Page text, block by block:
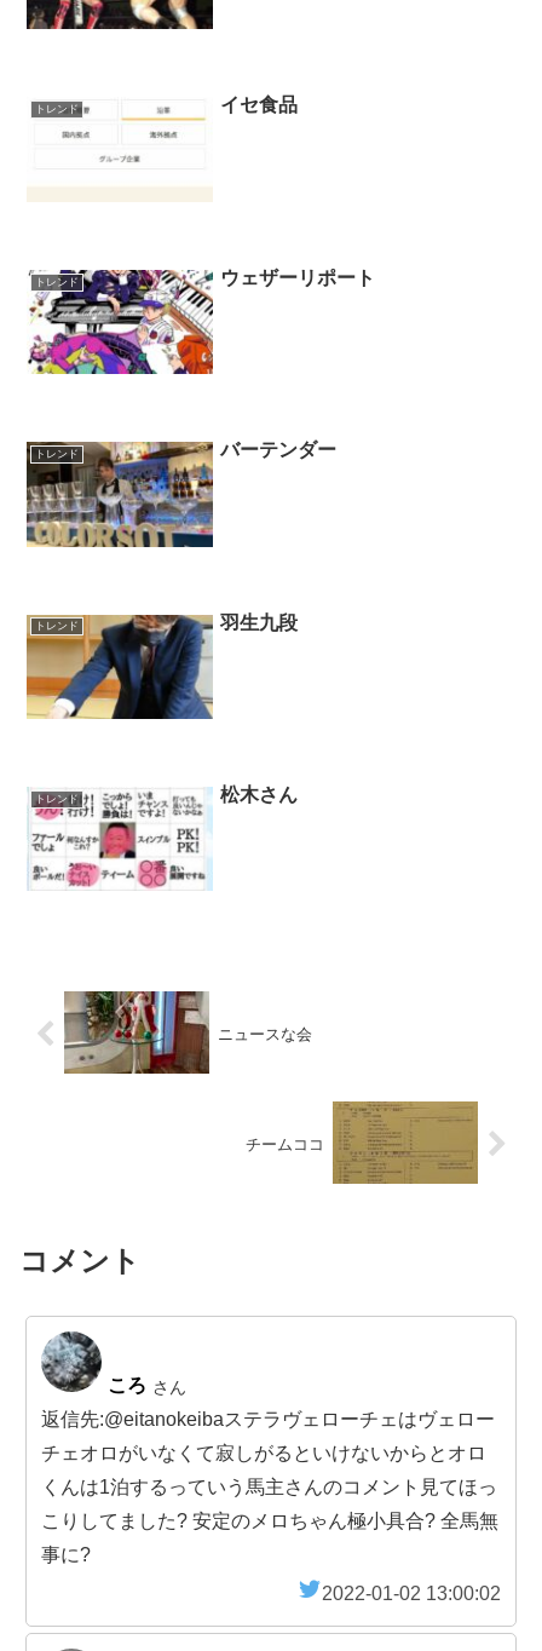
トレンド イセ食品
トレンド ウェザーリポート
トレンド バーテンダー
トレンド 羽生九段
トレンド 松木さん
ニュースな会
チームココ
コメント
ころ さん
返信先:@eitanokeibaステラヴェローチェはヴェロー
チェオロがいなくて寂しがるといけないからとオロ
くんは1泊するっていう馬主さんのコメント見てほっ
こりしてました? 安定のメロちゃん極小具合? 全馬無
事に?
2022-01-02 13:00:02